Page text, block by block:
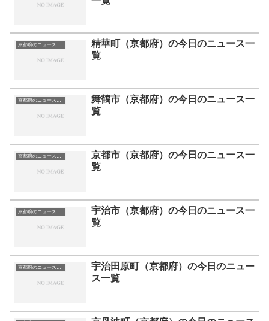
京都府のニュース一覧
精華町（京都府）の今日のニュース一
覧
京都府のニュース一覧
舞鶴市（京都府）の今日のニュース一
覧
京都府のニュース一覧
京都市（京都府）の今日のニュース一
覧
京都府のニュース一覧
宇治市（京都府）の今日のニュース一
覧
京都府のニュース一覧
宇治田原町（京都府）の今日のニュー
ス一覧